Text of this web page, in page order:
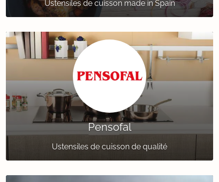
Ustensiles de cuisson made in Spain
Pensofal
Ustensiles de cuisson de qualité